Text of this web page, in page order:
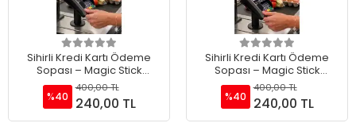
Sepete Ekle
Sihirli Kredi Kartı Ödeme
Sopası – Magic Stick
Temassız Ödeme Sopası
Siyah
%40
400,00 TL
240,00 TL
Sepete Ekle
Sihirli Kredi Kartı Ödeme
Sopası – Magic Stick
Temassız Ödeme Sopası
Turuncu
%40
400,00 TL
240,00 TL